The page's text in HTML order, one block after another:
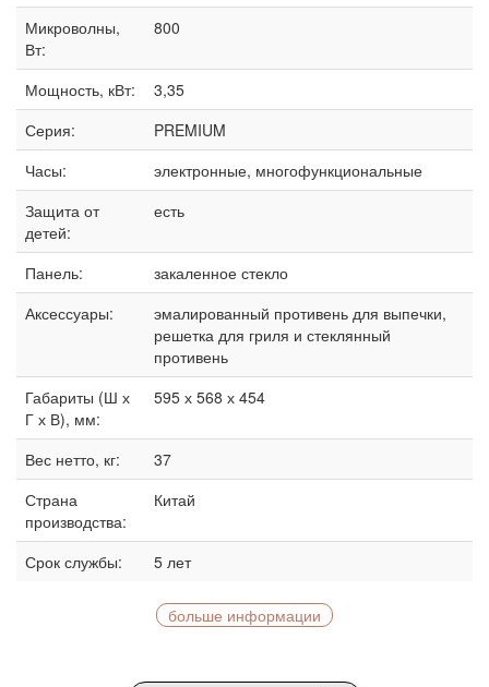
Микроволны,
Вт:
800
Мощность, кВт:
3,35
Серия:
PREMIUM
Часы:
электронные, многофункциональные
Защита от
детей:
есть
Панель:
закаленное стекло
Аксессуары:
эмалированный противень для выпечки,
решетка для гриля и стеклянный
противень
Габариты (Ш х
Г х В), мм:
595 х 568 х 454
Вес нетто, кг:
37
Страна
производства:
Китай
Срок службы: 5 лет
больше информации